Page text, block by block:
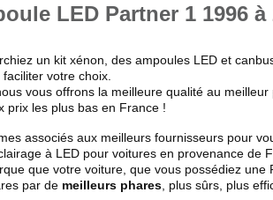
LED Partner 1 1996 à
un kit xénon, des ampoules LED et
votre choix.
vous offrons la meilleure qualité au
prix les plus bas en France !
associés aux meilleurs fournisseurs pour
à LED pour voitures en provenance de
que votre voiture, que vous possédiez une
par de meilleurs phares , plus sûrs, plus